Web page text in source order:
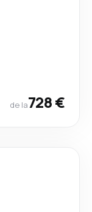
de la728 €